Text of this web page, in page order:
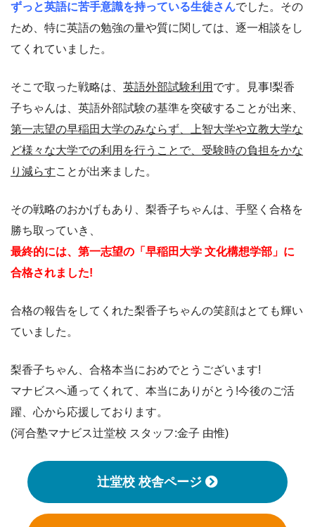
ずっと英語に苦手意識を持っている生徒さんでした。その
ため、特に英語の勉強の量や質に関しては、逐一相談をし
てくれていました。
そこで取った戦略は、 英語外部試験利用 です。見事!梨香
子ちゃんは、英語外部試験の基準を突破することが出来、
第一志望の早稲田大学のみならず、上智大学や立教大学な
ど様々な大学での利用を行うことで、受験時の負担をかな
り減らすことが出来ました。
その戦略のおかげもあり、梨香子ちゃんは、手堅く合格を
勝ち取っていき、
最終的には、第一志望の「早稲田大学 文化構想学部」に
合格されました!
合格の報告をしてくれた梨香子ちゃんの笑顔はとても輝い
ていました。
梨香子ちゃん、合格本当におめでとうございます!
マナビスへ通ってくれて、本当にありがとう!今後のご活
躍、心から応援しております。
(河合塾マナビス辻堂校 スタッフ:金子 由惟)
辻堂校 校舎ページ